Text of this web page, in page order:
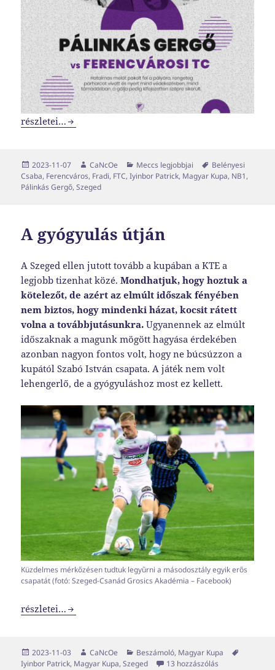
Két meccs, két győzelem és két olyan győztes, akik nem
részletei…
Közzétéve
2023-11-07 Szerző
CaNcOe Kategória
Meccs legjobbjai Címke
Belényesi
Csaba, Ferencváros, Fradi, FTC,Iyinbor Patrick, Magyar Kupa, NB1,
Pálinkás Gergő,Szeged
A gyógyulás útján
A Szeged ellen jutott tovább a kupában a KTE a
legjobb tizenhat közé.Mondhatjuk, hogy hoztuk a
kötelezőt, de azért az elmúlt időszak fényében
nem biztos, hogy mindenki házat, kocsit rátett
volna a továbbjutásunkra. Ugyanennek az elmúlt
időszaknak a magunk mögött hagyása érdekében
azonban nagyon fontos volt, hogy ne búcsúzzon a
kupától Szabó István csapata. A játék nem volt
lehengerlő, de a gyógyuláshoz most ez kellett.
Küzdelmes mérkőzésen tudtuk legyűrni a másodosztály egyik erős
csapatát (fotó: Szeged-Csanád Grosics Akadémia – Facebook)
A gyógyulás útján
részletei…
Közzétéve
2023-11-03 Szerző
CaNcOe Kategória
Beszámoló, Magyar Kupa
Iyinbor Patrick, Magyar Kupa,Szeged 13 hozzászólás